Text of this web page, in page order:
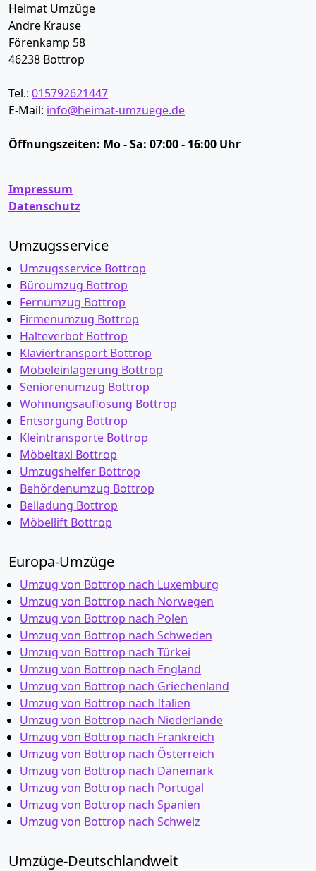
Heimat Umzüge
Andre Krause
Förenkamp 58
46238 Bottrop
Tel.: 015792621447
E-Mail: info@heimat-umzuege.de
Öffnungszeiten: Mo - Sa: 07:00 - 16:00 Uhr
Impressum
Datenschutz
Umzugsservice
Umzugsservice Bottrop
Büroumzug Bottrop
Fernumzug Bottrop
Firmenumzug Bottrop
Halteverbot Bottrop
Klaviertransport Bottrop
Möbeleinlagerung Bottrop
Seniorenumzug Bottrop
Wohnungsauflösung Bottrop
Entsorgung Bottrop
Kleintransporte Bottrop
Möbeltaxi Bottrop
Umzugshelfer Bottrop
Behördenumzug Bottrop
Beiladung Bottrop
Möbellift Bottrop
Europa-Umzüge
Umzug von Bottrop nach Luxemburg
Umzug von Bottrop nach Norwegen
Umzug von Bottrop nach Polen
Umzug von Bottrop nach Schweden
Umzug von Bottrop nach Türkei
Umzug von Bottrop nach England
Umzug von Bottrop nach Griechenland
Umzug von Bottrop nach Italien
Umzug von Bottrop nach Niederlande
Umzug von Bottrop nach Frankreich
Umzug von Bottrop nach Österreich
Umzug von Bottrop nach Dänemark
Umzug von Bottrop nach Portugal
Umzug von Bottrop nach Spanien
Umzug von Bottrop nach Schweiz
Umzüge-Deutschlandweit